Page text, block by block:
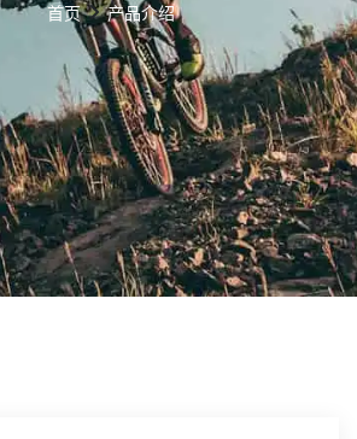
首页 产品介绍